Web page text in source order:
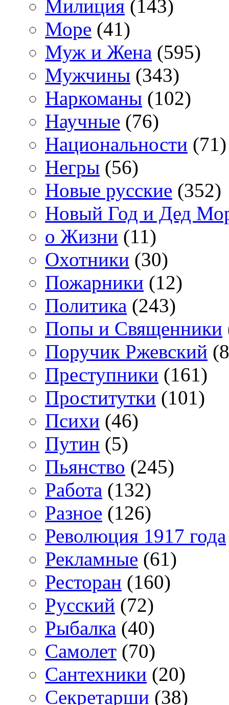
Милиция (143)
Море (41)
Муж и Жена (595)
Мужчины (343)
Наркоманы (102)
Научные (76)
Национальности (71)
Негры (56)
Новые русские (352)
Новый Год и Дед
о Жизни (11)
Охотники (30)
Пожарники (12)
Политика (243)
Попы и Священники
Поручик Ржевский
Преступники (161)
Проститутки (101)
Психи (46)
Путин (5)
Пьянство (245)
Работа (132)
Разное (126)
Революция 1917 года
Рекламные (61)
Ресторан (160)
Русский (72)
Рыбалка (40)
Самолет (70)
Сантехники (20)
Секретарши (38)